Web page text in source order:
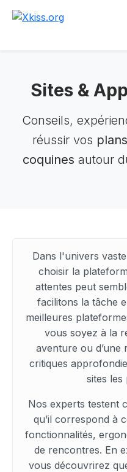
Retour au site
Sites &
Conseils,
réussir vos
coquines autour
Dans l'univers
choisir la
attentes peut
facilitons la tâche
meilleures
vous soyez à la
aventure ou d’une
critiques
sites les
Nos experts testent
qu’il correspond à
fonctionnalités,
de rencontres. En
vous découvrirez